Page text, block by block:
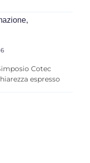
Cotec
espresso